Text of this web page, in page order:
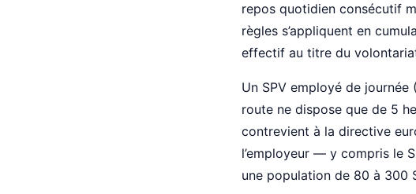
repos quotidien consécutif
règles s’appliquent en
effectif au titre du
Un SPV employé de
route ne dispose que de 5
contrevient à la directive
l’employeur — y compris le
une population de 80 à 300